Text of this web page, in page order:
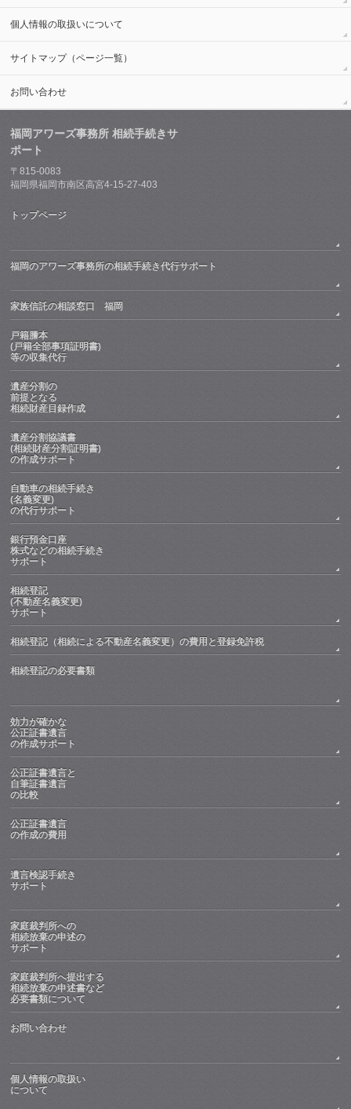
個人情報の取扱いについて
サイトマップ（ページ一覧）
お問い合わせ
福岡アワーズ事務所 相続手続きサ
ポート
〒815-0083
福岡県福岡市南区高宮4-15-27-403
トップページ
福岡のアワーズ事務所の相続手続き代行サポート
家族信託の相談窓口 福岡
戸籍謄本
(戸籍全部事項証明書)
等の収集代行
遺産分割の
前提となる
相続財産目録作成
遺産分割協議書
(相続財産分割証明書)
の作成サポート
自動車の相続手続き
(名義変更)
の代行サポート
銀行預金口座
株式などの相続手続き
サポート
相続登記
(不動産名義変更)
サポート
相続登記（相続による不動産名義変更）の費用と登録免許税
相続登記の必要書類
効力が確かな
公正証書遺言
の作成サポート
公正証書遺言と
自筆証書遺言
の比較
公正証書遺言
の作成の費用
遺言検認手続き
サポート
家庭裁判所への
相続放棄の申述の
サポート
家庭裁判所へ提出する
相続放棄の申述書など
必要書類について
お問い合わせ
個人情報の取扱い
について